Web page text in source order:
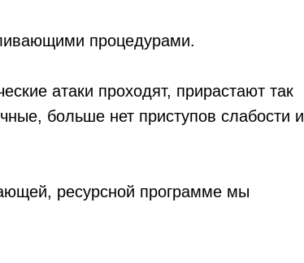
процедурами.
атаки проходят, прирастают так
больше нет приступов слабости и
ресурсной программе мы